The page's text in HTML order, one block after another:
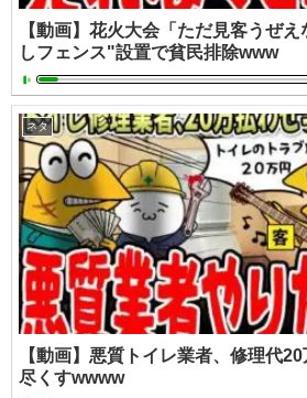
【動画】花火大会「ただ見客うぜ
しフェンス"設置で貧民排除www
ネタ
【動画】悪質トイレ業者、修理代
尽くすwwww